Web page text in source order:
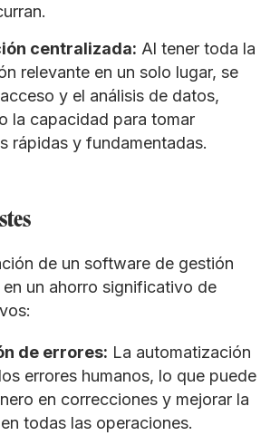
centralizada: Al tener toda la
relevante en un solo lugar, se
y el análisis de datos,
la capacidad para tomar
rápidas y fundamentadas.
de un software de gestión
un ahorro significativo de
de errores: La automatización
errores humanos, lo que puede
en correcciones y mejorar la
todas las operaciones.